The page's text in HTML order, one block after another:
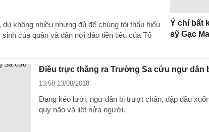
không nhiều nhưng đủ để chúng tôi thấu hiểu
của quân và dân nơi đảo tiền tiêu của Tổ
Ý chí bất
sỹ Gạc Ma
Điều trực thăng ra Trường Sa cứu ngư dân
13:58 13/08/2018
Đang kéo lưới, ngư dân bị trượt chân, đập đầu
quỵ não và liệt nửa người.